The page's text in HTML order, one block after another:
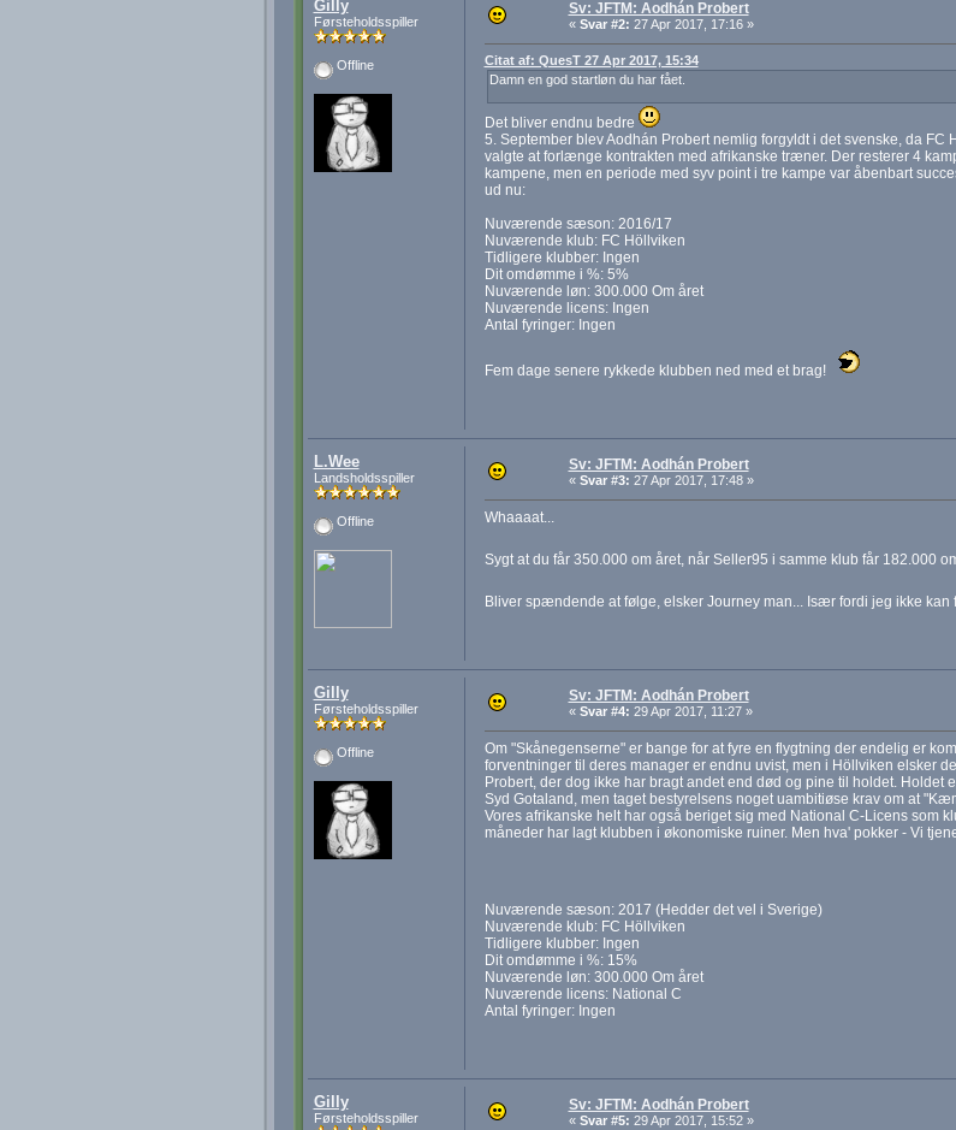
Gilly
Førsteholdsspiller
Offline
Sv: JFTM: Aodhán Probert
« Svar #2: 27 Apr 2017, 17:16 »
Citat af: QuesT 27 Apr 2017, 15:34
Damn en god startløn du har fået.
Det bliver endnu bedre
5. September blev Aodhán Probert nemlig forgyldt i det svenske, da
valgte at forlænge kontrakten med afrikanske træner. Der resterer 4
kampene, men en periode med syv point i tre kampe var åbenbart
ud nu:
Nuværende sæson: 2016/17
Nuværende klub: FC Höllviken
Tidligere klubber: Ingen
Dit omdømme i %: 5%
Nuværende løn: 300.000 Om året
Nuværende licens: Ingen
Antal fyringer: Ingen
Fem dage senere rykkede klubben ned med et brag!
L.Wee
Landsholdsspiller
Offline
Sv: JFTM: Aodhán Probert
« Svar #3: 27 Apr 2017, 17:48 »
Whaaaat...
Sygt at du får 350.000 om året, når Seller95 i samme klub får 182.000
Bliver spændende at følge, elsker Journey man... Især fordi jeg ikke kan
Gilly
Førsteholdsspiller
Offline
Sv: JFTM: Aodhán Probert
« Svar #4: 29 Apr 2017, 11:27 »
Om "Skånegenserne" er bange for at fyre en flygtning der endelig er
forventninger til deres manager er endnu uvist, men i Höllviken elsker
Probert, der dog ikke har bragt andet end død og pine til holdet. Holdet
Syd Gotaland, men taget bestyrelsens noget uambitiøse krav om at
Vores afrikanske helt har også beriget sig med National C-Licens som
måneder har lagt klubben i økonomiske ruiner. Men hva' pokker - Vi
Nuværende sæson: 2017 (Hedder det vel i Sverige)
Nuværende klub: FC Höllviken
Tidligere klubber: Ingen
Dit omdømme i %: 15%
Nuværende løn: 300.000 Om året
Nuværende licens: National C
Antal fyringer: Ingen
Gilly
Førsteholdsspiller
Sv: JFTM: Aodhán Probert
« Svar #5: 29 Apr 2017, 15:52 »